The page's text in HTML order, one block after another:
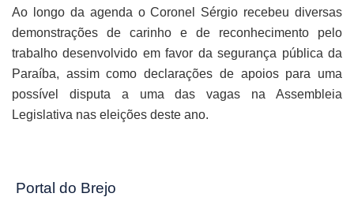
Ao longo da agenda o Coronel Sérgio recebeu diversas
demonstrações de carinho e de reconhecimento pelo
trabalho desenvolvido em favor da segurança pública da
Paraíba, assim como declarações de apoios para uma
possível disputa a uma das vagas na Assembleia
Legislativa nas eleições deste ano.
Portal do Brejo